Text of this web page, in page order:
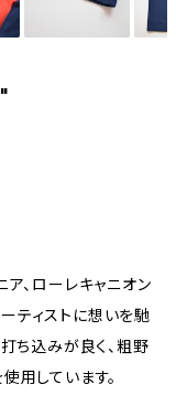
、ローレキャニオン
ティストに想いを馳
ち込みが良く、粗野
用しています。